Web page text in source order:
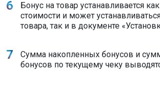
Бонус на товар устанавливается
стоимости и может
товара, так и в документе
Сумма накопленных бонусов и
бонусов по текущему чеку